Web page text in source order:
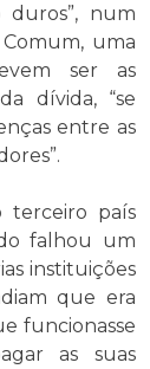
duros”, num
uma
ser as
dívida, “se
entre as
terceiro país
falhou um
instituições
que era
funcionasse
as suas